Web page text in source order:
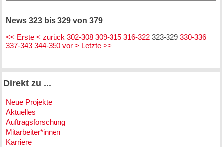
News 323 bis 329 von 379
<< Erste < zurück 302-308 309-315 316-322 323-329 330-336
337-343 344-350 vor > Letzte >>
Direkt zu ...
Neue Projekte
Aktuelles
Auftragsforschung
Mitarbeiter*innen
Karriere